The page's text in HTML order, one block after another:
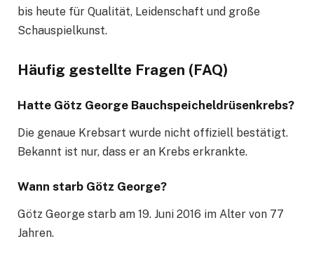
bis heute für Qualität, Leidenschaft und große
Schauspielkunst.
Häufig gestellte Fragen (FAQ)
Hatte Götz George Bauchspeicheldrüsenkrebs?
Die genaue Krebsart wurde nicht offiziell bestätigt.
Bekannt ist nur, dass er an Krebs erkrankte.
Wann starb Götz George?
Götz George starb am 19. Juni 2016 im Alter von 77
Jahren.